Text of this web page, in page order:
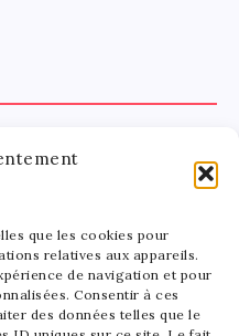
que les cookies pour
relatives aux appareils.
de navigation et pour
Consentir à ces
des données telles que le
je fusionne ma
des célébrités.
la poterie, je trouve le